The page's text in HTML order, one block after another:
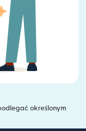
określonym